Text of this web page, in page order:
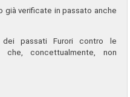
già verificate in passato anche
passati Furori contro le
che, concettualmente, non